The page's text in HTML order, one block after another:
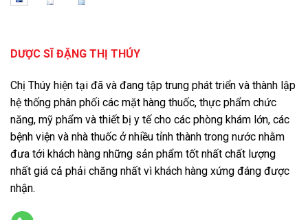
DƯỢC SĨ ĐẶNG THỊ THÚY
Chị Thúy hiện tại đã và đang tập trung phát triển và thành lập
hệ thống phân phối các mặt hàng thuốc, thực phẩm chức
năng, mỹ phẩm và thiết bị y tế cho các phòng khám lớn, các
bệnh viện và nhà thuốc ở nhiều tỉnh thành trong nước nhằm
đưa tới khách hàng những sản phẩm tốt nhất chất lượng
nhất giá cả phải chăng nhất vì khách hàng xứng đáng được
nhận.